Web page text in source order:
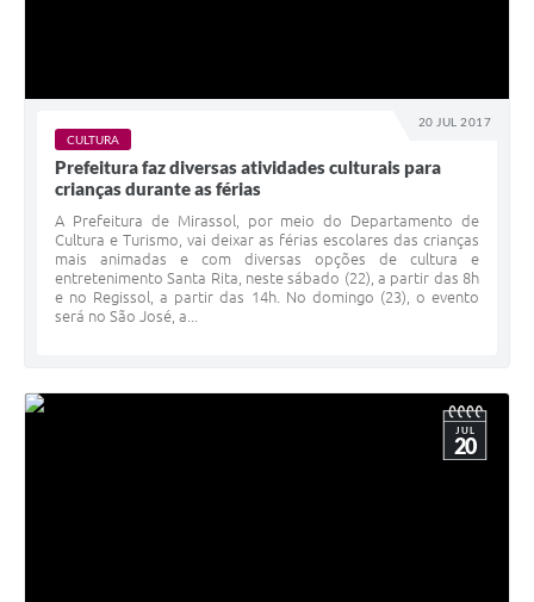
20 JUL 2017
CULTURA
Prefeitura faz diversas atividades culturais para
crianças durante as férias
A Prefeitura de Mirassol, por meio do Departamento de
Cultura e Turismo, vai deixar as férias escolares das crianças
mais animadas e com diversas opções de cultura e
entretenimento Santa Rita, neste sábado (22), a partir das 8h
e no Regissol, a partir das 14h. No domingo (23), o evento
será no São José, a...
JUL
20